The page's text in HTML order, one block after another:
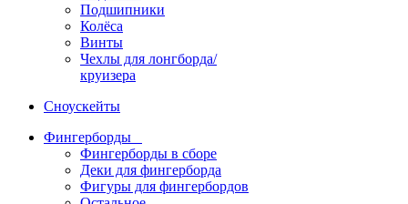
Подшипники
Колёса
Винты
Чехлы для лонгборда/
круизера
Сноускейты
Фингерборды
Фингерборды в сборе
Деки для фингерборда
Фигуры для фингербордов